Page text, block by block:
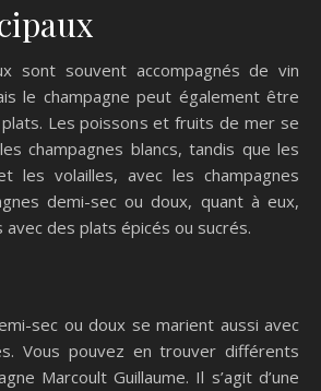
sont souvent accompagnés de vin
le champagne peut également être
Les poissons et fruits de mer se
champagnes blancs, tandis que les
les volailles, avec les champagnes
demi-sec ou doux, quant à eux,
des plats épicés ou sucrés.
sec ou doux se marient aussi avec
Vous pouvez en trouver différents
Marcoult Guillaume. Il s’agit d’une